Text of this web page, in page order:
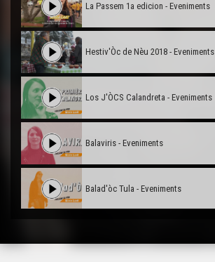
La Passem 1a edicion - Eveniments
Hestiv'Òc de Nèu 2018 - Eveniments
Los J'ÒCS Calandreta - Eveniments
Balaviris - Eveniments
Balad'òc Tula - Eveniments